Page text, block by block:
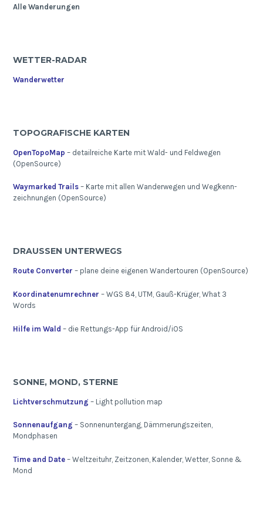
Alle Wanderungen
WETTER-RADAR
Wanderwetter
TOPOGRAFISCHE KARTEN
OpenTopoMap – detailreiche Karte mit Wald- und Feldwegen
(OpenSource)
Waymarked Trails – Karte mit allen Wanderwegen und Wegkenn-
zeichnungen (OpenSource)
DRAUSSEN UNTERWEGS
Route Converter – plane deine eigenen Wandertouren (OpenSource)
Koordinatenumrechner – WGS 84, UTM, Gauß-Krüger, What 3
Words
Hilfe im Wald – die Rettungs-App für Android/iOS
SONNE, MOND, STERNE
Lichtverschmutzung – Light pollution map
Sonnenaufgang – Sonnenuntergang, Dämmerungszeiten,
Mondphasen
Time and Date – Weltzeituhr, Zeitzonen, Kalender, Wetter, Sonne &
Mond